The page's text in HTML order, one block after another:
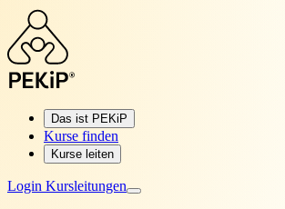
Das ist PEKiP
Kurse finden
Kurse leiten
Login Kursleitungen